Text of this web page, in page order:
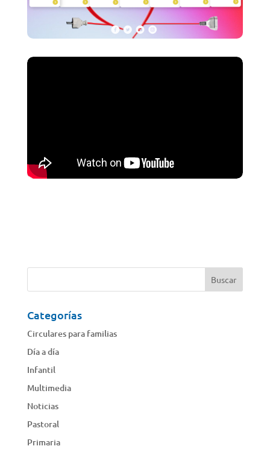
Categorías
Circulares para familias
Día a día
Infantil
Multimedia
Noticias
Pastoral
Primaria